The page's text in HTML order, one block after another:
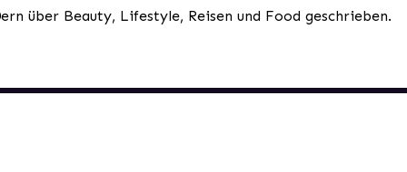
über Beauty, Lifestyle, Reisen und Food geschrieben.